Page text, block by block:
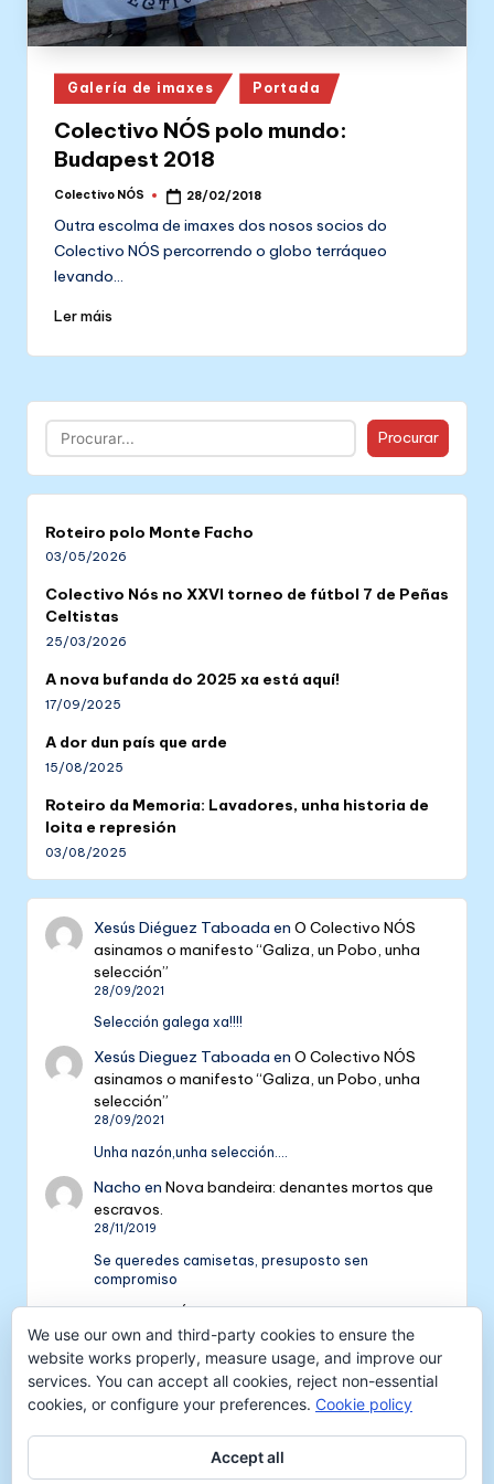
Posted
in
Galería de imaxes Portada
Colectivo NÓS polo mundo:
Budapest 2018
Posted
Colectivo NÓS 28/02/2018
Outra escolma de imaxes dos nosos socios do
Colectivo NÓS percorrendo o globo terráqueo
levando…
Ler máis
Buscar Procurar
Roteiro polo Monte Facho
03/05/2026
Colectivo Nós no XXVI torneo de fútbol 7 de Peñas
Celtistas
25/03/2026
A nova bufanda do 2025 xa está aquí!
17/09/2025
A dor dun país que arde
15/08/2025
Roteiro da Memoria: Lavadores, unha historia de
loita e represión
03/08/2025
Xesús Diéguez Taboada enO Colectivo NÓS
asinamos o manifesto “Galiza, un Pobo, unha
selección”
28/09/2021
Selección galega xa!!!!
Xesús Dieguez Taboada enO Colectivo NÓS
asinamos o manifesto “Galiza, un Pobo, unha
selección”
28/09/2021
Unha nazón,unha selección....
Nacho enNova bandeira: denantes mortos que
escravos.
28/11/2019
Se queredes camisetas, presuposto sen
compromiso
Colectivo NÓS: 5 anos de galeguismo e celtismo
| Colectivo NósenV Aniversario do Colectivo
NÓS
16/09/2018
[…] mil tempadas máis. E por iso convidámosvos a
We use our own and third-party cookies to ensure the
website works properly, measure usage, and improve our
services. You can accept all cookies, reject non-essential
cookies, or configure your preferences. Cookie policy
Accept all